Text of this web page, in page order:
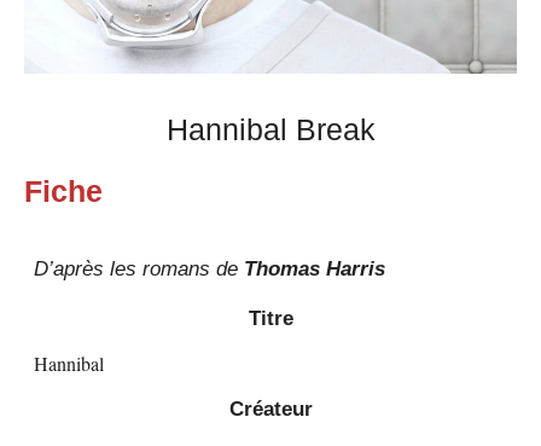
Hannibal Break
Fiche
D’après les romans de Thomas Harris
Titre
Hannibal
Créateur